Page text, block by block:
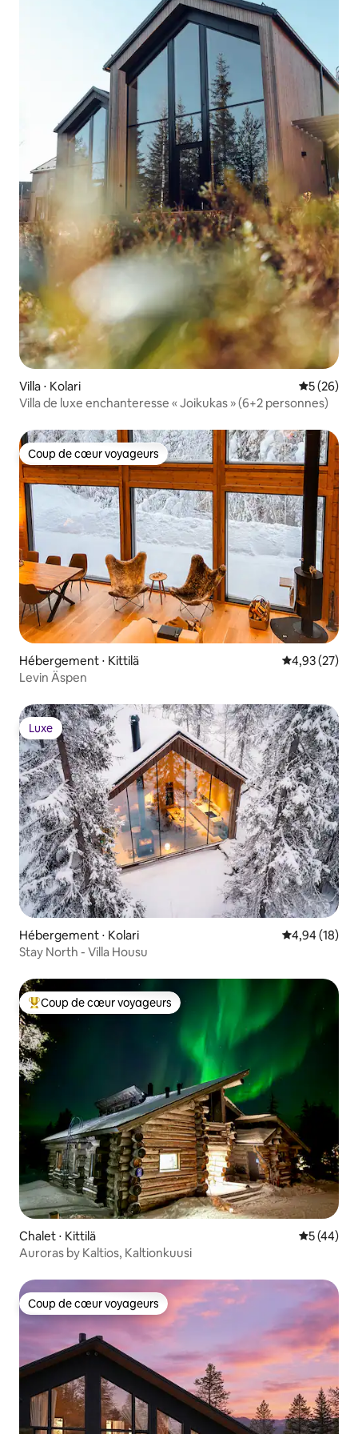
Villa ⋅ Kolari
5 (26)
Villa de luxe enchanteresse « Joikukas » (6+2 personnes)
Coup de cœur voyageurs
Coup de cœur voyageurs
Hébergement ⋅ Kittilä Évaluation
4,93 (27)
Levin Äspen
Luxe
Luxe
Hébergement ⋅ Kolari Évaluation
4,94 (18)
Stay North - Villa Housu
Coups de cœur voyageurs les plus appréciés
Coup de cœur voyageurs
Chalet ⋅ Kittilä
5 (44)
Auroras by Kaltios, Kaltionkuusi
Coup de cœur voyageurs
Coup de cœur voyageurs